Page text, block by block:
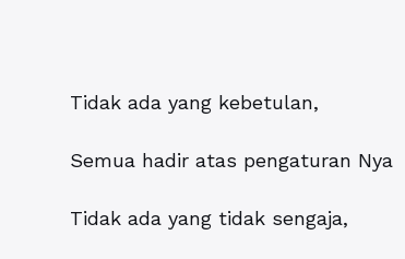
Tidak ada yang kebetulan,
Semua hadir atas pengaturan Nya
Tidak ada yang tidak sengaja,